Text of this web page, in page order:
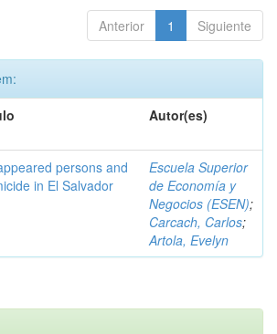
Anterior 1 Siguiente
Autor(es)
persons and
in El Salvador
Escuela Superior
de Economía y
Negocios (ESEN);
Carcach, Carlos;
Artola, Evelyn